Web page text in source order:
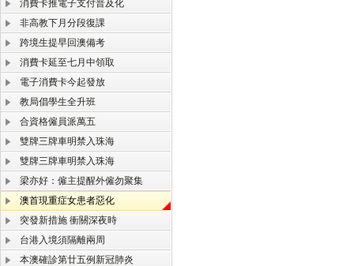
消費卡推電子支付普及化
非高教下月分段復課
跨境生提早回澳備考
消費卡延至七月中領取
電子消費卡今起發放
教局倡學生全升班
合資格僱員派萬五
雙牌三牌車明禁入珠海
雙牌三牌車明禁入珠海
梁亦好：僱主提醒外僱勿聚集
澳首現重症女患者惡化
突發新措施 衝關深夜時
台港入境須隔離兩周
本澳確診第廿五例新冠肺炎